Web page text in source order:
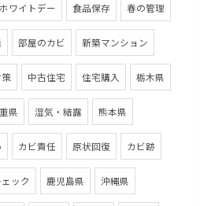
ホワイトデー 食品保存 春の管理
部屋のカビ 新築マンション
中古住宅 住宅購入 栃木県
県 湿気・結露 熊本県
カビ責任 原状回復 カビ跡
ック 鹿児島県 沖縄県